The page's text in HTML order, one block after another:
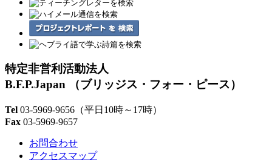
特定非営利活動法人
B.F.P.Japan
（ブリッジス・フォー・ピース）
Tel 03-5969-9656 （平日10時～17時）
Fax 03-5969-9657
お問合わせ
アクセスマップ